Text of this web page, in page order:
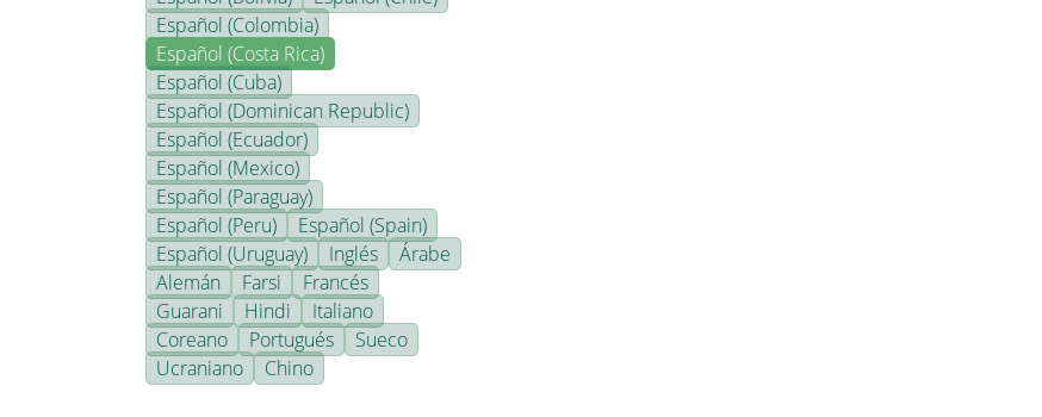
Español (Colombia)
Español (Costa Rica)
Español (Cuba)
Español (Dominican Republic)
Español (Ecuador)
Español (Mexico)
Español (Paraguay)
Español (Peru)
Español (Spain)
Español (Uruguay)
Inglés
Árabe
Alemán
Farsi
Francés
Guarani
Hindi
Italiano
Coreano
Portugués
Sueco
Ucraniano
Chino